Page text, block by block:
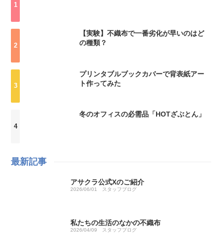
【実験】不織布で一番劣化が早いのはど
の種類？
プリンタブルブックカバーで背表紙アー
ト作ってみた
冬のオフィスの必需品「HOTざぶとん」
最新記事
アサクラ公式Xのご紹介
2026/06/01 スタッフブログ
私たちの生活のなかの不織布
2026/04/09 スタッフブログ